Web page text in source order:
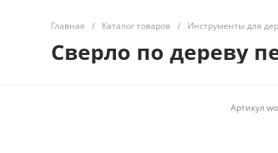
Главная / Каталог товаров / Инструменты для
Сверло по дереву
Артикул